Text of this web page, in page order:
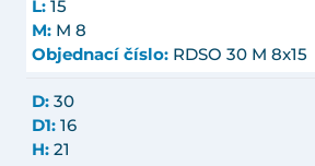
L: 15
M: M 8
Objednací číslo: RDSO 30 M 8x15
D: 30
D1: 16
H: 21